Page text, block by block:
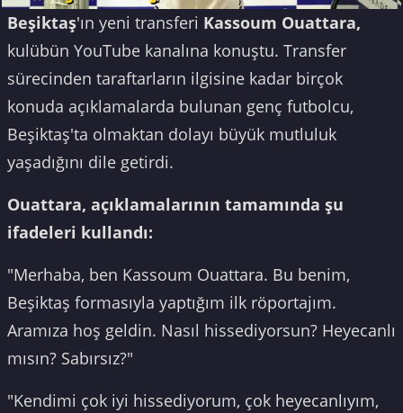
Beşiktaş'ın yeni transferi Kassoum Ouattara,
kulübün YouTube kanalına konuştu. Transfer
sürecinden taraftarların ilgisine kadar birçok
konuda açıklamalarda bulunan genç futbolcu,
Beşiktaş'ta olmaktan dolayı büyük mutluluk
yaşadığını dile getirdi.
Ouattara, açıklamalarının tamamında şu
ifadeleri kullandı:
"Merhaba, ben Kassoum Ouattara. Bu benim,
Beşiktaş formasıyla yaptığım ilk röportajım.
Aramıza hoş geldin. Nasıl hissediyorsun? Heyecanlı
mısın? Sabırsız?"
"Kendimi çok iyi hissediyorum, çok heyecanlıyım,